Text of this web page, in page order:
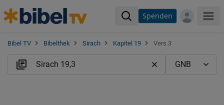
Spenden
Bibel TV Bibelthek Sirach Kapitel 19 Vers 3